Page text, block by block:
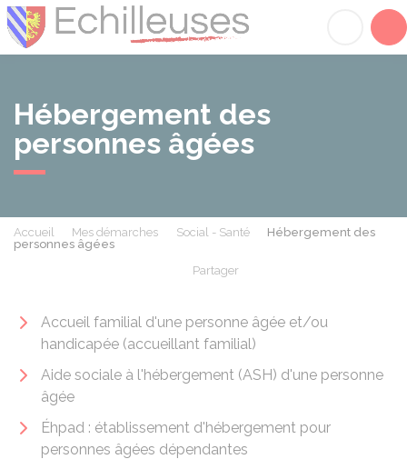
Hébergement des
personnes âgées
Accueil Mes démarches Social - Santé
Hébergement des
personnes âgées
Partager
Accueil familial d'une personne âgée et/ou
handicapée (accueillant familial)
Aide sociale à l'hébergement (ASH) d'une personne
âgée
Éhpad : établissement d'hébergement pour
personnes âgées dépendantes